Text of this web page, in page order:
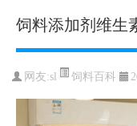
饲料添加剂维生
网友:sl 饲料百科